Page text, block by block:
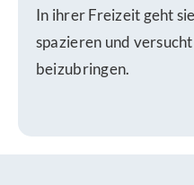
In ihrer Freizeit geht
spazieren und
beizubringen.